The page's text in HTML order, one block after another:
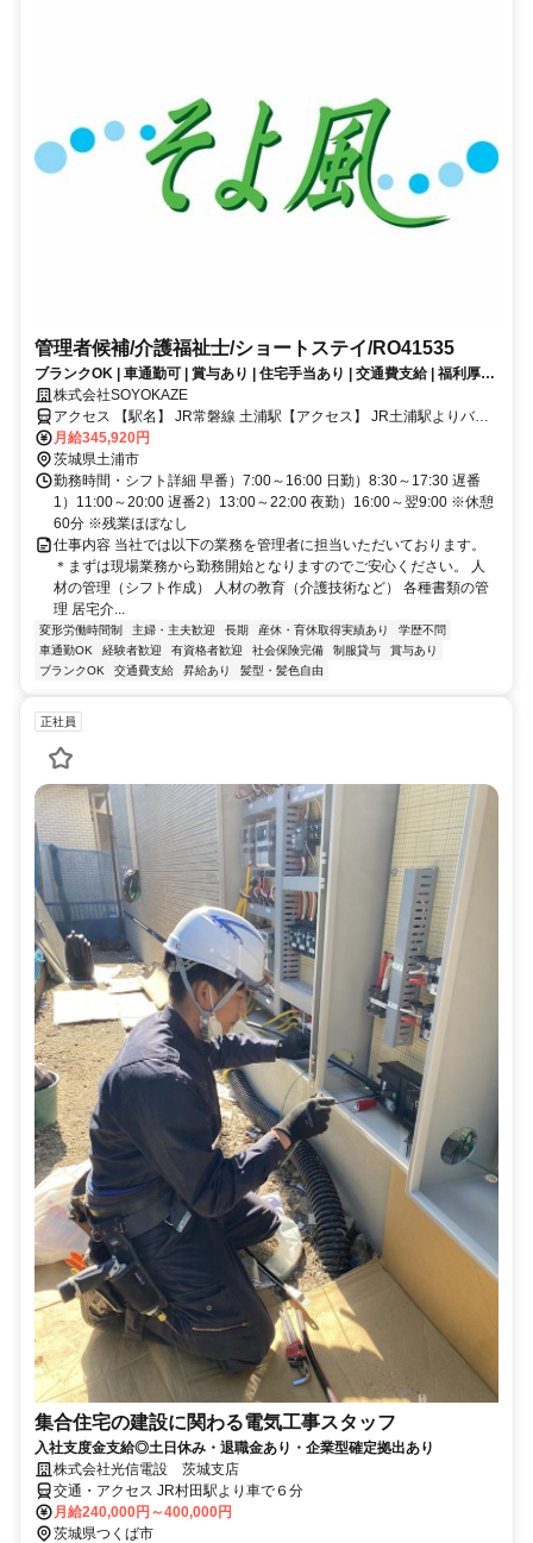
管理者候補/介護福祉士/ショートステイ/RO41535
ブランクOK | 車通勤可 | 賞与あり | 住宅手当あり | 交通費支給 | 福利厚生
充実│ショートステイ/管理者候補/正社員募集！《ボーナス以外の特別報
酬、約34万円の支給実績！》
株式会社SOYOKAZE
アクセス 【駅名】 JR常磐線 土浦駅【アクセス】 JR土浦駅よりバ
ス：天川団地入口下車徒歩5分
月給345,920円
茨城県土浦市
勤務時間・シフト詳細 早番）7:00～16:00 日勤）8:30～17:30 遅番
1）11:00～20:00 遅番2）13:00～22:00 夜勤）16:00～翌9:00 ※休憩
60分 ※残業ほぼなし
仕事内容 当社では以下の業務を管理者に担当いただいております。
＊まずは現場業務から勤務開始となりますのでご安心ください。 人
材の管理（シフト作成） 人材の教育（介護技術など） 各種書類の管
理 居宅介...
変形労働時間制 主婦・主夫歓迎 長期 産休・育休取得実績あり
学歴不問
車通勤OK
経験者歓迎 有資格者歓迎 社会保険完備 制服貸与
賞与あり
ブランクOK
交通費支給 昇給あり 髪型・髪色自由
正社員
集合住宅の建設に関わる電気工事スタッフ
入社支度金支給◎土日休み・退職金あり・企業型確定拠出あり
株式会社光信電設 茨城支店
交通・アクセス JR村田駅より車で６分
月給240,000円～400,000円
茨城県つくば市